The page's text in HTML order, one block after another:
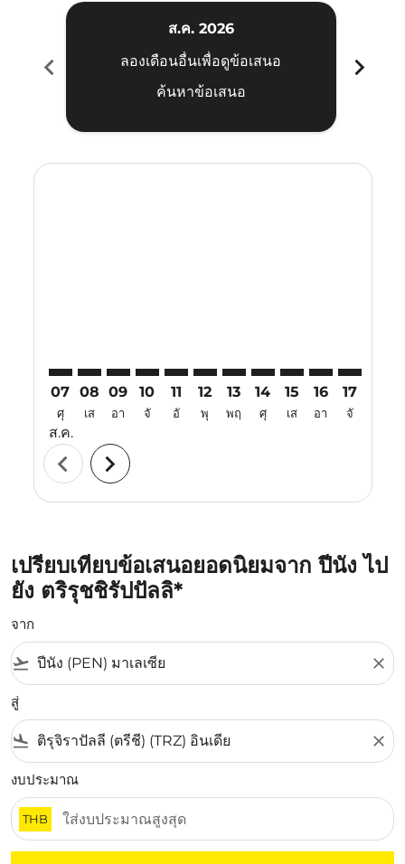
chevron_left
ส.ค. 2026
ลองเดือนอื่นเพื่อดูข้อเสนอ
ค้นหาข้อเสนอ
chevron_right
07
ศุ
ส.ค.
08
เส
09
อา
10
จั
11
อั
12
พุ
13
พฤ
14
ศุ
15
เส
16
อา
17
จั
chevron_left chevron_right
เปรียบเทียบข้อเสนอยอดนิยมจาก ปีนัง ไป
ยัง ตริรุชชิรัปปัลลิ*
จาก
flight_takeoff close
สู่
flight_land close
งบประมาณ
THB